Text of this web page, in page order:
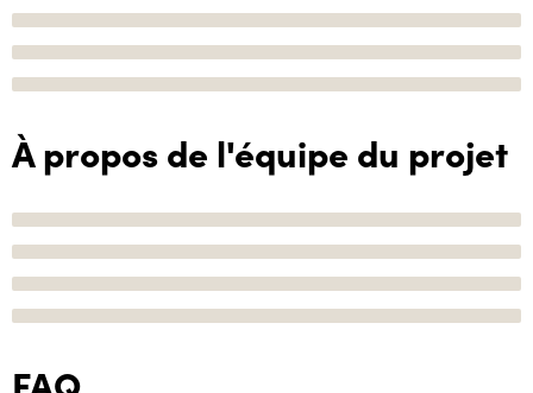
À propos de l'équipe du projet